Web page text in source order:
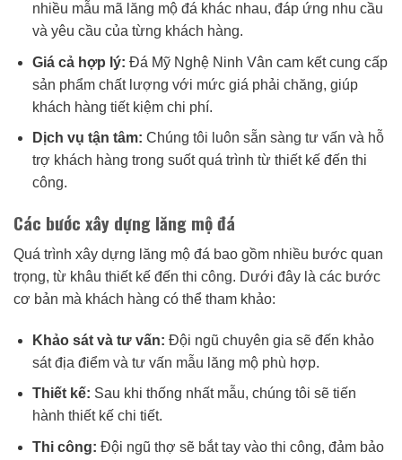
nhiều mẫu mã lăng mộ đá khác nhau, đáp ứng nhu cầu
và yêu cầu của từng khách hàng.
Giá cả hợp lý: Đá Mỹ Nghệ Ninh Vân cam kết cung cấp
sản phẩm chất lượng với mức giá phải chăng, giúp
khách hàng tiết kiệm chi phí.
Dịch vụ tận tâm: Chúng tôi luôn sẵn sàng tư vấn và hỗ
trợ khách hàng trong suốt quá trình từ thiết kế đến thi
công.
Các bước xây dựng lăng mộ đá
Quá trình xây dựng lăng mộ đá bao gồm nhiều bước quan
trọng, từ khâu thiết kế đến thi công. Dưới đây là các bước
cơ bản mà khách hàng có thể tham khảo:
Khảo sát và tư vấn: Đội ngũ chuyên gia sẽ đến khảo
sát địa điểm và tư vấn mẫu lăng mộ phù hợp.
Thiết kế: Sau khi thống nhất mẫu, chúng tôi sẽ tiến
hành thiết kế chi tiết.
Thi công: Đội ngũ thợ sẽ bắt tay vào thi công, đảm bảo